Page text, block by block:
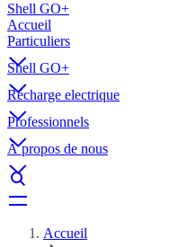
Shell GO+
Accueil
Particuliers
Shell GO+
Récharge electrique
Professionnels
À propos de nous
Accueil